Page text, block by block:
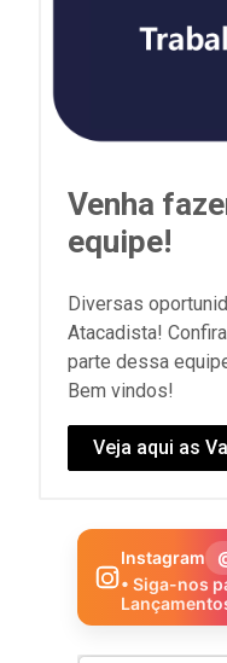
Venha
equipe!
Diversas
Atacadista!
parte dessa
Bem vindos!
Veja aqui as
Instagram
• Siga-nos